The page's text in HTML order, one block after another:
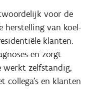
voor de
herstelling van koel-
klanten.
en zorgt
werkt zelfstandig,
collega's en klanten